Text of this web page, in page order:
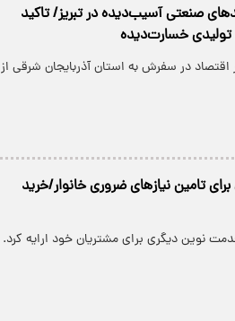
صنعتی آسیب‌دیده در تبریز/ تاکید
تولیدی خسارت‌دیده
اقتصاد در سفرش به استان آذربایجان شرقی از
تامین نیازهای ضروری خانوار/خرید
نوین دیگری برای مشتریان خود ارایه کرد.